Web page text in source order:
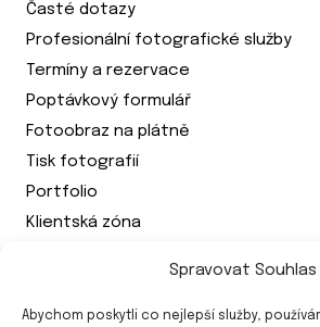
Spravovat Souhlas
Abychom poskytli co nejlepší služby,
Časté dotazy
Profesionální fotografické služby
Termíny a rezervace
Poptávkový formulář
Fotoobraz na plátně
Tisk fotografií
Portfolio
Klientská zóna